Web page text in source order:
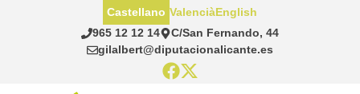
965 12 12 14
C/San Fernando, 44
gilalbert@diputacionalicante.es
Castellano ValenciàEnglish